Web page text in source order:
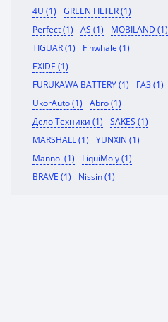
4U (1)
GREEN FILTER (1)
Perfect (1)
AS (1)
MOBILAND (1)
TIGUAR (1)
Finwhale (1)
EXIDE (1)
FURUKAWA BATTERY (1)
ГАЗ (1)
UkorAuto (1)
Abro (1)
Дело Техники (1)
SAKES (1)
MARSHALL (1)
YUNXIN (1)
Mannol (1)
LiquiMoly (1)
BRAVE (1)
Nissin (1)